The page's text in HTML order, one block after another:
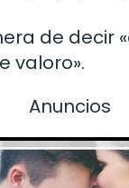
de decir
valoro».
Anuncios